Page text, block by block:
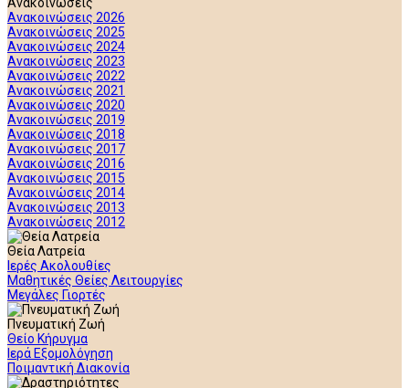
Ανακοινώσεις 2026
Ανακοινώσεις 2025
Ανακοινώσεις 2024
Ανακοινώσεις 2023
Ανακοινώσεις 2022
Ανακοινώσεις 2021
Ανακοινώσεις 2020
Ανακοινώσεις 2019
Ανακοινώσεις 2018
Ανακοινώσεις 2017
Ανακοινώσεις 2016
Ανακοινώσεις 2015
Ανακοινώσεις 2014
Ανακοινώσεις 2013
Ανακοινώσεις 2012
Θεία Λατρεία
Ιερές Ακολουθίες
Μαθητικές Θείες Λειτουργίες
Μεγάλες Γιορτές
Πνευματική Ζωή
Θείο Κήρυγμα
Ιερά Εξομολόγηση
Ποιμαντική Διακονία